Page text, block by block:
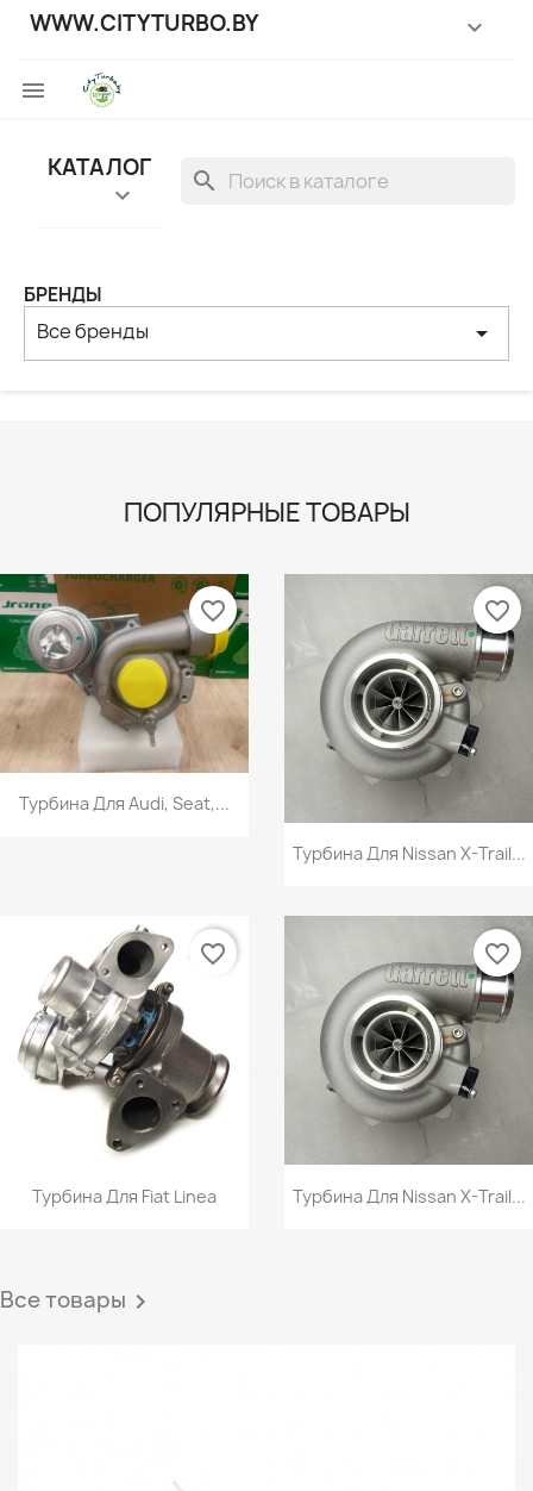
WWW.CITYTURBO.BY 

КАТАЛОГ

search
БРЕНДЫ
Все бренды arrow_drop_down
ПОПУЛЯРНЫЕ ТОВАРЫ
Турбина Для Audi, Seat,...
favorite_border
Турбина Для Nissan X-Trail...
favorite_border
Турбина Для Fiat Linea
favorite_border
Турбина Для Nissan X-Trail...
favorite_border
Все товары 